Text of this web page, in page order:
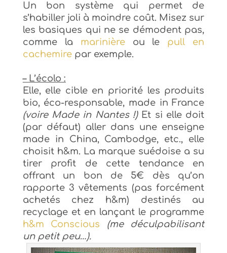
Un bon système qui permet de
s’habiller joli à moindre coût. Misez sur
les basiques qui ne se démodent pas,
comme la marinière ou le pull en
cachemirepar exemple.
– L’écolo :
Elle, elle cible en priorité les produits
bio, éco-responsable, made in France
(voire Made in Nantes !) Et si elle doit
(par défaut) aller dans une enseigne
made in China, Cambodge, etc., elle
choisit h&m. La marque suédoise a su
tirer profit de cette tendance en
offrant un bon de 5€ dès qu’on
rapporte 3 vêtements (pas forcément
achetés chez h&m) destinés au
recyclage et en lançant le programme
h&m Conscious
(me déculpabilisant
un petit peu…).